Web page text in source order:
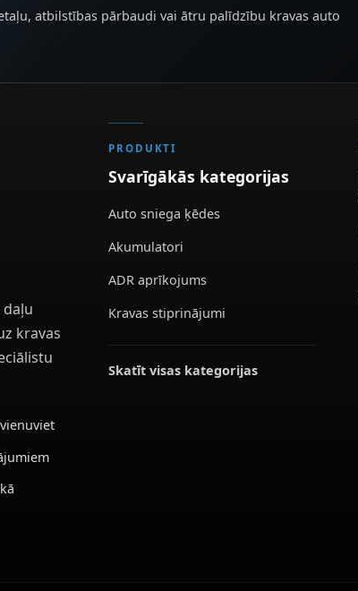
atbilstības pārbaudi vai ātru palīdzību kravas auto
kravas
PRODUKTI
Svarīgākās kategorijas
Auto sniega ķēdes
Akumulatori
ADR aprīkojums
Kravas stiprinājumi
Skatīt visas kategorijas